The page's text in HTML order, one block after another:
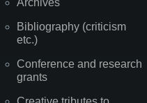
Bibliography (criticism
etc.)
Conference and research
grants